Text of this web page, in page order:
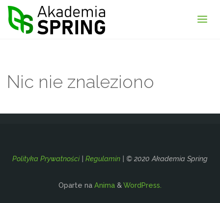
Nic nie znaleziono
Polityka Prywatności| Regulamin | © 2020 Akademia Spring
Oparte na Anima & WordPress.